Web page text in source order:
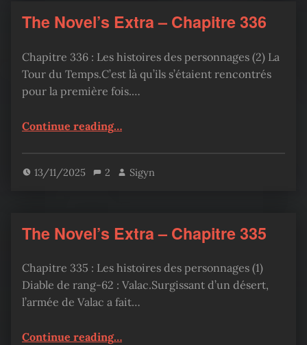
The Novel’s Extra – Chapitre 336
Chapitre 336 : Les histoires des personnages (2) La
Tour du Temps.C’est là qu’ils s’étaient rencontrés
pour la première fois.…
Continue reading“The Novel’s Extra – Chapitre 336”
…
13/11/2025 2 Sigyn
The Novel’s Extra – Chapitre 335
Chapitre 335 : Les histoires des personnages (1)
Diable de rang-62 : Valac.Surgissant d’un désert,
l’armée de Valac a fait…
Continue reading“The Novel’s Extra – Chapitre 335”
…